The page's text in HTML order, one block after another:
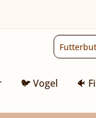
🐦 Vogel 🐠